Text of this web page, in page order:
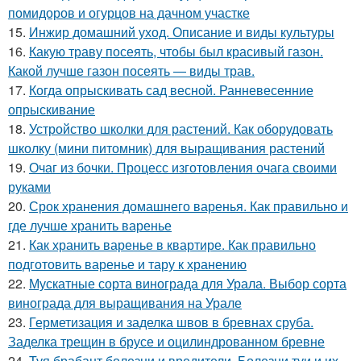
помидоров и огурцов на дачном участке
15. Инжир домашний уход. Описание и виды культуры
16. Какую траву посеять, чтобы был красивый газон.
Какой лучше газон посеять — виды трав.
17. Когда опрыскивать сад весной. Ранневесенние
опрыскивание
18. Устройство школки для растений. Как оборудовать
школку (мини питомник) для выращивания растений
19. Очаг из бочки. Процесс изготовления очага своими
руками
20. Срок хранения домашнего варенья. Как правильно и
где лучше хранить варенье
21. Как хранить варенье в квартире. Как правильно
подготовить варенье и тару к хранению
22. Мускатные сорта винограда для Урала. Выбор сорта
винограда для выращивания на Урале
23. Герметизация и заделка швов в бревнах сруба.
Заделка трещин в брусе и оцилиндрованном бревне